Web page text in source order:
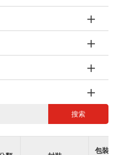
搜索
包裝